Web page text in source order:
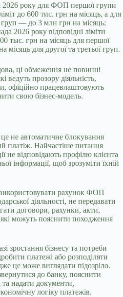
2026 року для ФОП першої групи
до 600 тис. грн на місяць, а для
— до 3 млн грн на місяць;
2026 року відповідні ліміти
тыс. грн на місяць для першої
місяць для другої та третьої груп.
ці обмеження не повинні
ведуть прозору діяльність,
офіційно працевлаштовують
свою бізнес-модель.
не автоматичне блокування
платіж. Найчастіше питання
не відповідають профілю клієнта
інформації, щоб зрозуміти їхній
рахунок ФОП
діяльності, не передавати
договори, рахунки, акти,
можуть пояснити походження
зростання бізнесу та потреби
платежі або розподіляти
це може виглядати підозріло.
до банку, пояснити
та надати документи,
логіку платежів.